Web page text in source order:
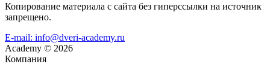
Копирование материала с сайта без гиперссылки на источник
запрещено.
E-mail: info@dveri-academy.ru
Academy © 2026
Компания